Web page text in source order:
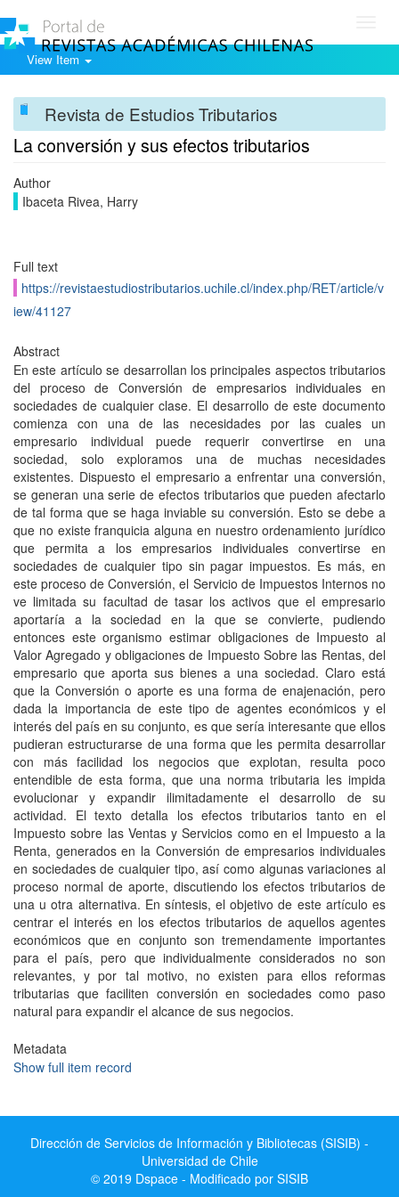
View Item
Revista de Estudios Tributarios
La conversión y sus efectos tributarios
Author
Ibaceta Rivea, Harry
Full text
https://revistaestudiostributarios.uchile.cl/index.php/RET/article/v
iew/41127
Abstract
En este artículo se desarrollan los principales aspectos tributarios
del proceso de Conversión de empresarios individuales en
sociedades de cualquier clase. El desarrollo de este documento
comienza con una de las necesidades por las cuales un
empresario individual puede requerir convertirse en una
sociedad, solo exploramos una de muchas necesidades
existentes. Dispuesto el empresario a enfrentar una conversión,
se generan una serie de efectos tributarios que pueden afectarlo
de tal forma que se haga inviable su conversión. Esto se debe a
que no existe franquicia alguna en nuestro ordenamiento jurídico
que permita a los empresarios individuales convertirse en
sociedades de cualquier tipo sin pagar impuestos. Es más, en
este proceso de Conversión, el Servicio de Impuestos Internos no
ve limitada su facultad de tasar los activos que el empresario
aportaría a la sociedad en la que se convierte, pudiendo
entonces este organismo estimar obligaciones de Impuesto al
Valor Agregado y obligaciones de Impuesto Sobre las Rentas, del
empresario que aporta sus bienes a una sociedad. Claro está
que la Conversión o aporte es una forma de enajenación, pero
dada la importancia de este tipo de agentes económicos y el
interés del país en su conjunto, es que sería interesante que ellos
pudieran estructurarse de una forma que les permita desarrollar
con más facilidad los negocios que explotan, resulta poco
entendible de esta forma, que una norma tributaria les impida
evolucionar y expandir ilimitadamente el desarrollo de su
actividad. El texto detalla los efectos tributarios tanto en el
Impuesto sobre las Ventas y Servicios como en el Impuesto a la
Renta, generados en la Conversión de empresarios individuales
en sociedades de cualquier tipo, así como algunas variaciones al
proceso normal de aporte, discutiendo los efectos tributarios de
una u otra alternativa. En síntesis, el objetivo de este artículo es
centrar el interés en los efectos tributarios de aquellos agentes
económicos que en conjunto son tremendamente importantes
para el país, pero que individualmente considerados no son
relevantes, y por tal motivo, no existen para ellos reformas
tributarias que faciliten conversión en sociedades como paso
natural para expandir el alcance de sus negocios.
Metadata
Show full item record
Dirección de Servicios de Información y Bibliotecas (SISIB) -
Universidad de Chile
© 2019 Dspace - Modificado por SISIB